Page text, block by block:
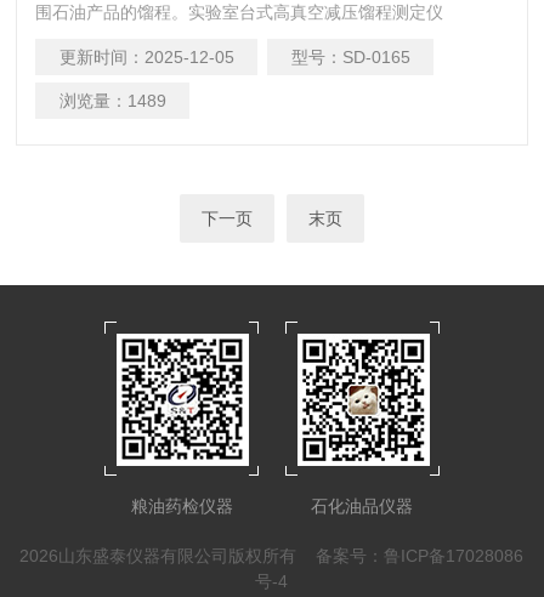
围石油产品的馏程。实验室台式高真空减压馏程测定仪
更新时间： 2025-12-05 型号： SD-0165
浏览量： 1489
下一页 末页
粮油药检仪器 石化油品仪器
2026山东盛泰仪器有限公司版权所有 备案号：鲁ICP备17028086
号-4